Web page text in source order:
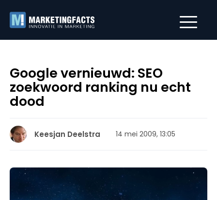
Google vernieuwd: SEO
zoekwoord ranking nu echt
dood
Keesjan Deelstra 14 mei 2009, 13:05